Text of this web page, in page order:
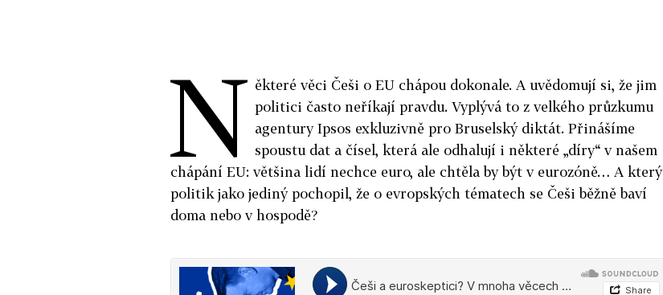
N ěkteré věci Češi o EU chápou dokonale. A uvědomují si, že jim
politici často neříkají pravdu. Vyplývá to z velkého průzkumu
agentury Ipsos exkluzivně pro Bruselský diktát. Přinášíme
spoustu dat a čísel, která ale odhalují i některé „díry“ v našem
chápání EU: většina lidí nechce euro, ale chtěla by být v eurozóně… A který
politik jako jediný pochopil, že o evropských tématech se Češi běžně baví
doma nebo v hospodě?